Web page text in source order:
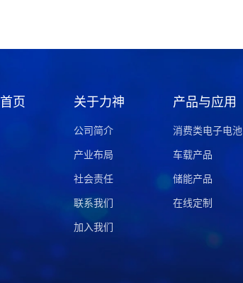
首页 关于力神
公司简介
产业布局
社会责任
联系我们
加入我们
产品与应用
消费类电子电池
车载产品
储能产品
在线定制